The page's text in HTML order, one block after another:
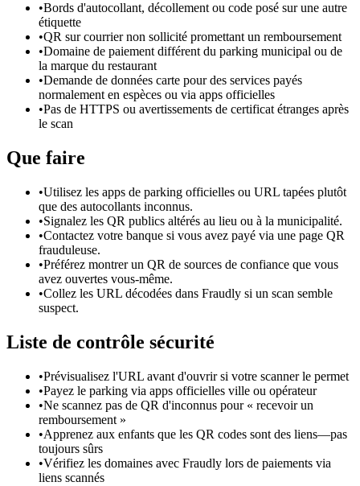
•Bords d'autocollant, décollement ou code posé sur une autre
étiquette
•QR sur courrier non sollicité promettant un remboursement
•Domaine de paiement différent du parking municipal ou de
la marque du restaurant
•Demande de données carte pour des services payés
normalement en espèces ou via apps officielles
•Pas de HTTPS ou avertissements de certificat étranges après
le scan
Que faire
•Utilisez les apps de parking officielles ou URL tapées plutôt
que des autocollants inconnus.
•Signalez les QR publics altérés au lieu ou à la municipalité.
•Contactez votre banque si vous avez payé via une page QR
frauduleuse.
•Préférez montrer un QR de sources de confiance que vous
avez ouvertes vous-même.
•Collez les URL décodées dans Fraudly si un scan semble
suspect.
Liste de contrôle sécurité
•Prévisualisez l'URL avant d'ouvrir si votre scanner le permet
•Payez le parking via apps officielles ville ou opérateur
•Ne scannez pas de QR d'inconnus pour « recevoir un
remboursement »
•Apprenez aux enfants que les QR codes sont des liens—pas
toujours sûrs
•Vérifiez les domaines avec Fraudly lors de paiements via
liens scannés